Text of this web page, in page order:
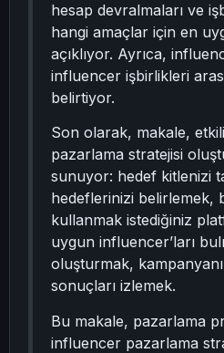
hesap devralmaları ve
hangi amaçlar için en
açıklıyor. Ayrıca,
influencer işbirlikleri
belirtiyor.
Son olarak, makale,
pazarlama stratejisi
sunuyor: hedef kitlenizi
hedeflerinizi belirlemek,
kullanmak istediğiniz
uygun influencer’ları
oluşturmak,
sonuçları izlemek.
Bu makale, pazarlama
influencer pazarlama